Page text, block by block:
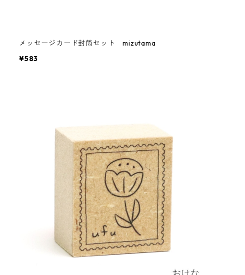
メッセージカード封筒セット mizutama
¥583